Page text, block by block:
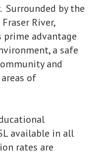
Surrounded by the
River,
prime advantage
a safe
and
of
available in all
rates are